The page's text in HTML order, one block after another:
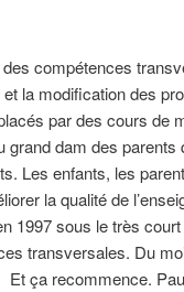
compétences
la modification des
par des cours de
grand dam des
Les enfants, les
la qualité de
1997 sous le très
transversales. Du
Et ça recommence.